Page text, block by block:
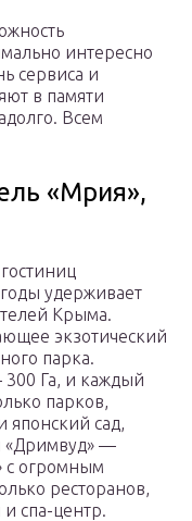
интересно
сервиса и
в памяти
Всем
«Мрия»,
удерживает
Крыма.
экзотический
парка.
Га, и каждый
парков,
японский сад,
«Дримвуд» —
с огромным
ресторанов,
спа-центр.